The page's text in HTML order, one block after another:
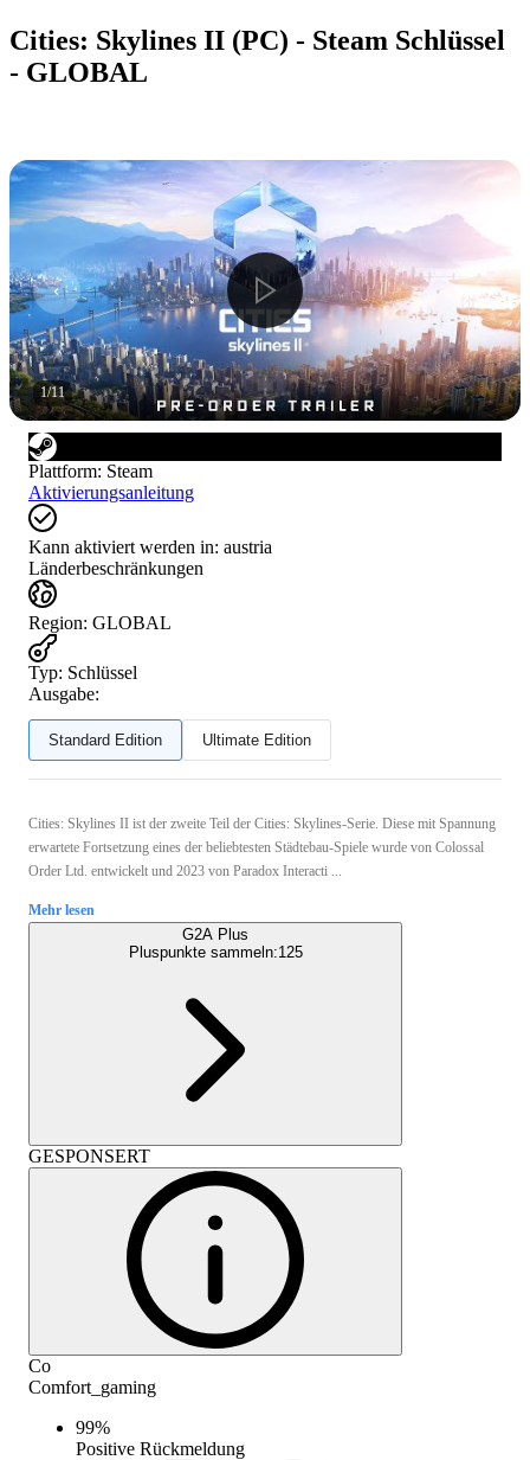
Cities: Skylines II (PC) - Steam Schlüssel
- GLOBAL
1/11
Plattform: Steam
Aktivierungsanleitung
Kann aktiviert werden in: austria
Länderbeschränkungen
Region: GLOBAL
Typ: Schlüssel
Ausgabe:
Standard Edition Ultimate Edition
Cities: Skylines II ist der zweite Teil der Cities: Skylines-Serie. Diese mit Spannung
erwartete Fortsetzung eines der beliebtesten Städtebau-Spiele wurde von Colossal
Order Ltd. entwickelt und 2023 von Paradox Interacti ...
Mehr lesen
G2A Plus
Pluspunkte sammeln:125
GESPONSERT
Co
Comfort_gaming
99%
Positive Rückmeldung